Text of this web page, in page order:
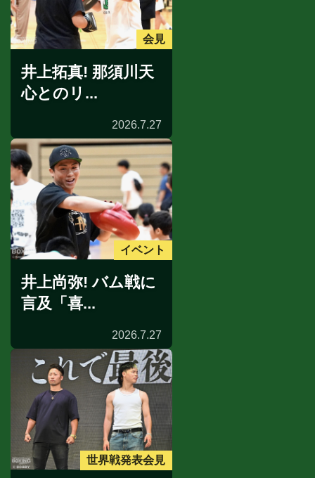
会見
井上拓真! 那須川天
心とのリ...
2026.7.27
イベント
井上尚弥! バム戦に
言及「喜...
2026.7.27
世界戦発表会見